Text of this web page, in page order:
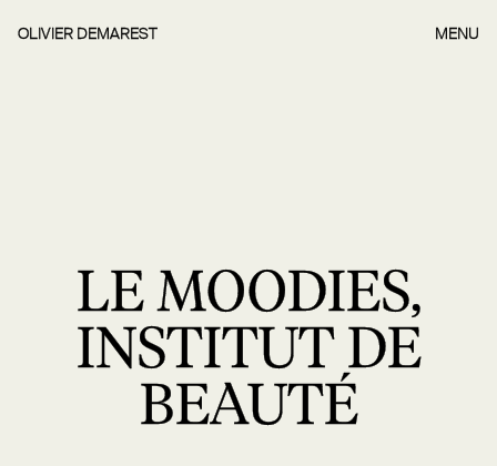
OLIVIER DEMAREST MENU
LE MOODIES,
INSTITUT DE
BEAUTÉ